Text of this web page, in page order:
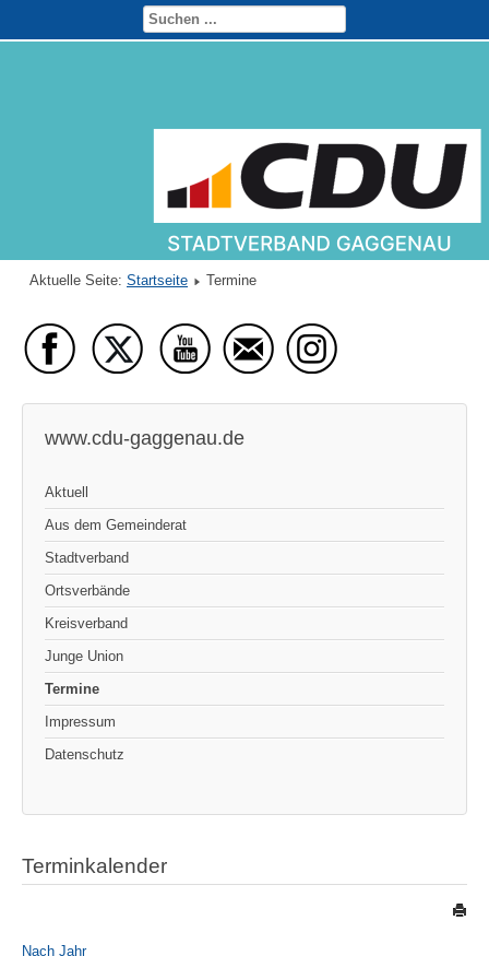
Aktuelle Seite: Startseite Termine
www.cdu-gaggenau.de
Aktuell
Aus dem Gemeinderat
Stadtverband
Ortsverbände
Kreisverband
Junge Union
Termine
Impressum
Datenschutz
Terminkalender
Nach Jahr